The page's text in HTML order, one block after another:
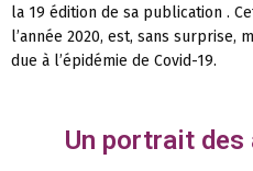
la 19 édition de sa publication .
l’année 2020, est, sans surprise,
due à l’épidémie de Covid-19.
Un portrait